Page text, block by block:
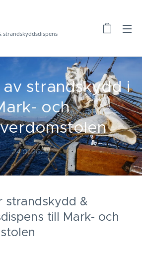
strandskyddsdispens
av strandskydd i
och
24.01.2024
strandskydd &
till Mark- och